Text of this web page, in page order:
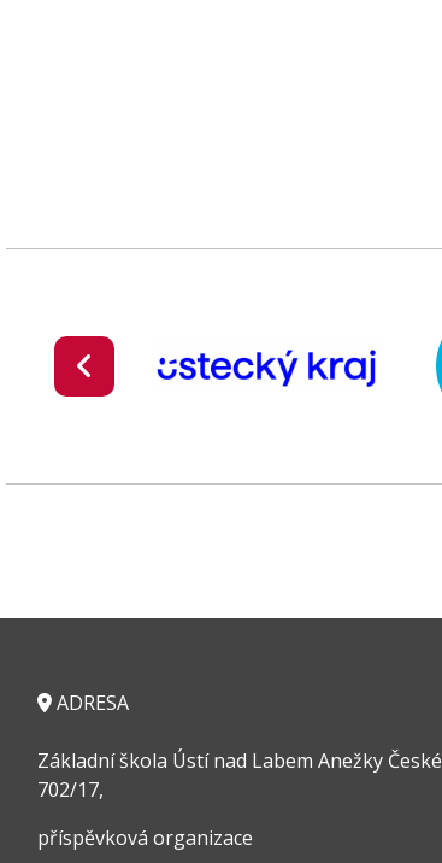
ADRESA
Základní škola Ústí nad Labem Anežky České
702/17,
příspěvková organizace